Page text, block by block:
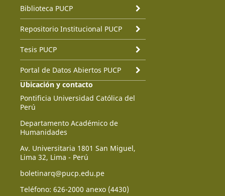
Biblioteca PUCP
Repositorio Institucional PUCP
Tesis PUCP
Portal de Datos Abiertos PUCP
Ubicación y contacto
Pontificia Universidad Católica del
Perú
Departamento Académico de
Humanidades
Av. Universitaria 1801 San Miguel,
Lima 32, Lima - Perú
boletinarq@pucp.edu.pe
Teléfono: 626-2000 anexo (4430)